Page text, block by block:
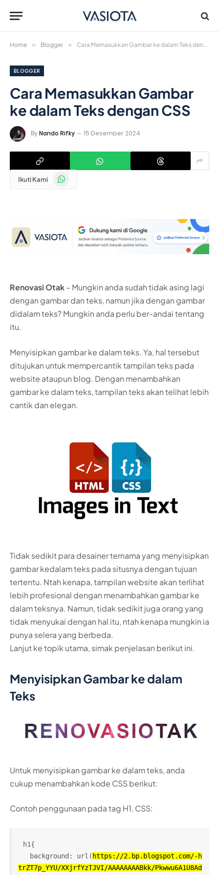
Home » Blogger » Cara Memasukkan Gambar ke dalam Teks dengan CSS
BLOGGER
Cara Memasukkan Gambar
ke dalam Teks dengan CSS
ByNando Rifky 15 Desember 2024
Ikuti Kami WhatsApp
Renovasi Otak– Mungkin anda sudah tidak asing lagi
dengan gambar dan teks, namun jika dengan gambar
didalam teks? Mungkin anda perlu ber-andai tentang
itu.
Menyisipkan gambar ke dalam teks. Ya, hal tersebut
ditujukan untuk mempercantik tampilan teks pada
website ataupun blog. Dengan menambahkan
gambar ke dalam teks, tampilan teks akan telihat lebih
cantik dan elegan.
Tidak sedikit para desainer ternama yang menyisipkan
gambar kedalam teks pada situsnya dengan tujuan
tertentu. Ntah kenapa, tampilan website akan terlihat
lebih profesional dengan menambahkan gambar ke
dalam teksnya. Namun, tidak sedikit juga orang yang
tidak menyukai dengan hal itu, ntah kenapa mungkin ia
punya selera yang berbeda.
Lanjut ke topik utama, simak penjelasan berikut ini.
Menyisipkan Gambar ke dalam
Teks
Untuk menyisipkan gambar ke dalam teks, anda
cukup menambahkan kode CSS berikut:
Contoh penggunaan pada tag H1, CSS:
h1{
   background: url(
https://2.bp.blogspot.com/-h
trZT7p_YYU/XXjrfYzTJVI/AAAAAAAABkk/Pkwwu6A1U8Ad